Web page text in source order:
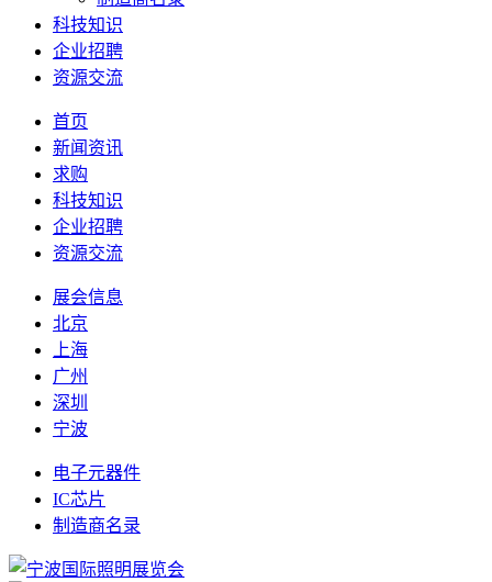
科技知识
企业招聘
资源交流
首页
新闻资讯
求购
科技知识
企业招聘
资源交流
展会信息
北京
上海
广州
深圳
宁波
电子元器件
IC芯片
制造商名录